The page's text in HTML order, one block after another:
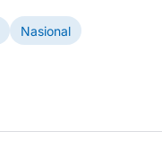
Nasional